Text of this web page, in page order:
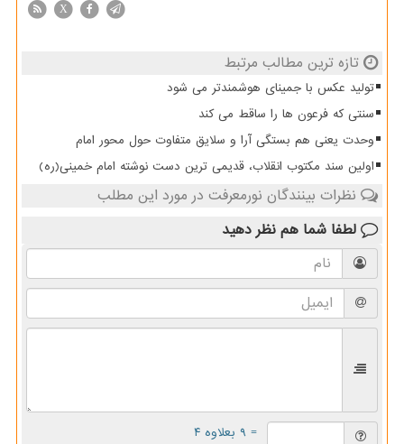
X
تازه ترین مطالب مرتبط
تولید عکس با جمینای هوشمندتر می شود
سنتی که فرعون ها را ساقط می کند
وحدت یعنی هم بستگی آرا و سلایق متفاوت حول محور امام
اولین سند مکتوب انقلاب، قدیمی ترین دست نوشته امام خمینی(ره)
نظرات بینندگان نورمعرفت در مورد این مطلب
لطفا شما هم نظر دهید
= ۹ بعلاوه ۴